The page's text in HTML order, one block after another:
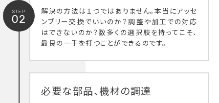
STEP
02
解決の方法は１つではありません。本当にアッセ
ンブリー交換でいいのか？調整や加工での対応
はできないのか？数多くの選択肢を持ってこそ、
最良の一手を打つことができるのです。
必要な部品、機材の調達